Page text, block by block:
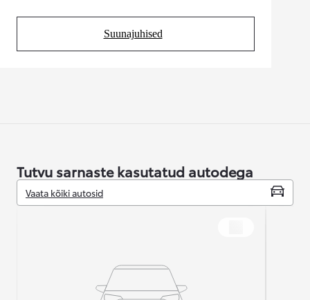
Suunajuhised
(Opens in new tab)
Tutvu sarnaste kasutatud autodega
Vaata kõiki autosid